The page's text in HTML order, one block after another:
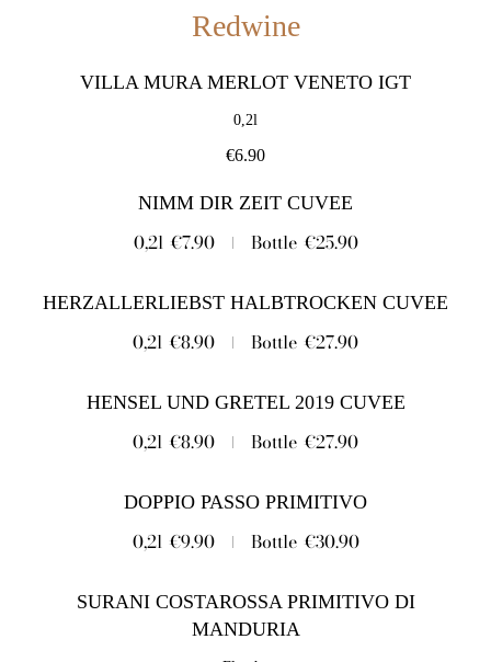
Redwine
VILLA MURA MERLOT VENETO IGT
0,2l
€6.90
NIMM DIR ZEIT CUVEE
0,2l €7.90 Bottle €25.90
HERZALLERLIEBST HALBTROCKEN CUVEE
0,2l €8.90 Bottle €27.90
HENSEL UND GRETEL 2019 CUVEE
0,2l €8.90 Bottle €27.90
DOPPIO PASSO PRIMITIVO
0,2l €9.90 Bottle €30.90
SURANI COSTAROSSA PRIMITIVO DI
MANDURIA